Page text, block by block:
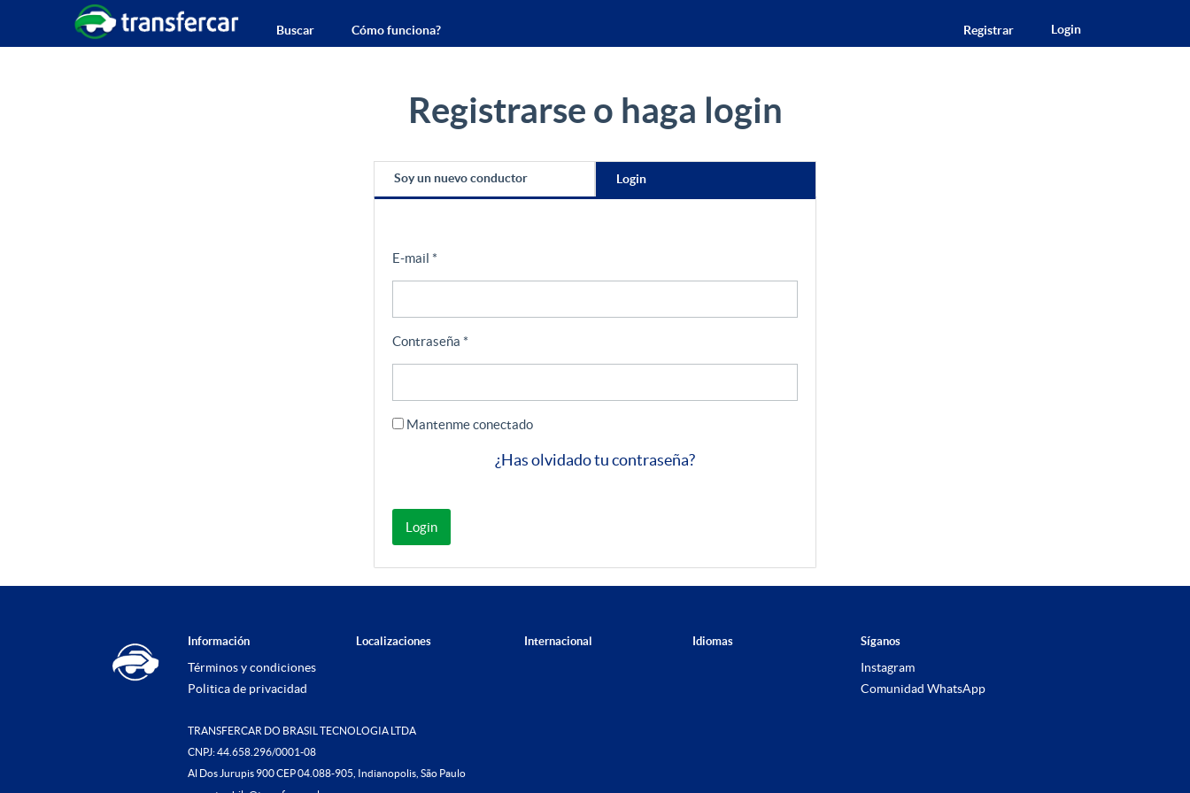
Buscar Cómo funciona? Registrar Login
Registrarse o haga login
Soy un nuevo conductor Login
E-mail *
Contraseña *
Mantenme conectado
¿Has olvidado tu contraseña?
Login
Información
Términos y condiciones
Politica de privacidad
Localizaciones Internacional Idiomas Síganos
Instagram
Comunidad WhatsApp
TRANSFERCAR DO BRASIL TECNOLOGIA LTDA
CNPJ: 44.658.296/0001-08
Al Dos Jurupis 900 CEP 04.088-905, Indianopolis, São Paulo